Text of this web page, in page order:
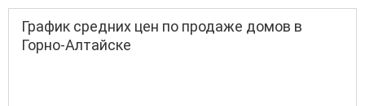
График средних цен по продаже домов в
Горно-Алтайске